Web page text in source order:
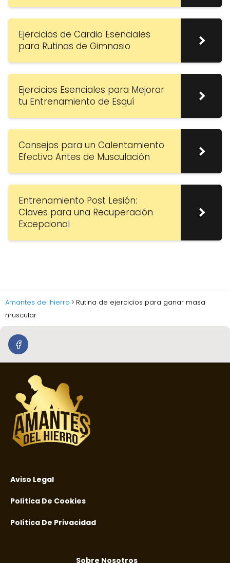
Ejercicios de Cardio Esenciales
para Rutinas de Gimnasio
Ejercicios Esenciales para Mejorar
tu Entrenamiento de Esquí
Consejos para un Calentamiento
Efectivo Antes de Musculación
Entrenamiento Post Lesión:
Claves para una Recuperación
Excepcional
Amantes del hierro
Rutina de ejercicios para ganar masa
muscular
Aviso Legal
Política De Cookies
Política De Privacidad
Sobre Nosotros